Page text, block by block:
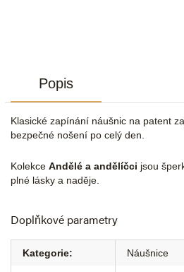
Popis
Klasické zapínání náušnic na patent
bezpečné nošení po celý den.
Kolekce Andělé a andělíčci jsou
plné lásky a naděje.
Doplňkové parametry
Kategorie: Náušnice